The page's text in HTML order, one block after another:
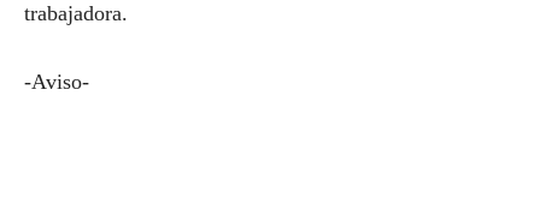
trabajadora.
-Aviso-